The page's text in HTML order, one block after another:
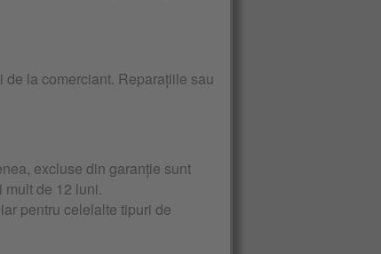
la comerciant. Reparațiile sau
excluse din garanție sunt
de 12 luni.
pentru celelalte tipuri de